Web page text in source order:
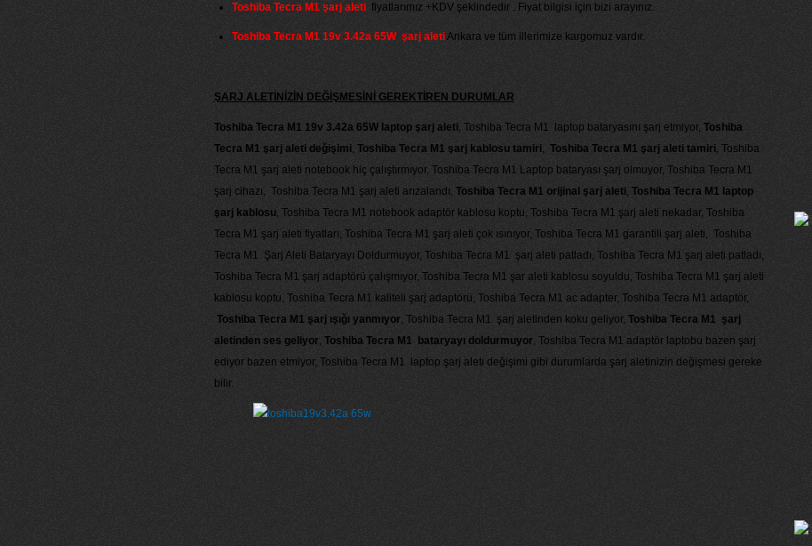
Toshiba Tecra M1 şarj aletifiyatlarımız +KDV şeklindedir . Fiyat bilgisi için bizi arayınız.
Toshiba Tecra M1 19v 3.42a 65W şarj aletiAnkara ve tüm illerimize kargomuz vardır.
ŞARJ ALETİNİZİN DEĞİŞMESİNİ GEREKTİREN DURUMLAR
Toshiba Tecra M1 19v 3.42a 65W laptop şarj aleti, Toshiba Tecra M1 laptop bataryasını şarj etmiyor, Toshiba
Tecra M1 şarj aleti değişimi, Toshiba Tecra M1 şarj kablosu tamiri, Toshiba Tecra M1 şarj aleti tamiri, Toshiba
Tecra M1 şarj aleti notebook hiç çalıştırmıyor, Toshiba Tecra M1 Laptop bataryası şarj olmuyor, Toshiba Tecra M1
şarj cihazı, Toshiba Tecra M1 şarj aleti arızalandı, Toshiba Tecra M1 orijinal şarj aleti, Toshiba Tecra M1 laptop
şarj kablosu, Toshiba Tecra M1 notebook adaptör kablosu koptu, Toshiba Tecra M1 şarj aleti nekadar, Toshiba
Tecra M1 şarj aleti fiyatları, Toshiba Tecra M1 şarj aleti çok ısınıyor, Toshiba Tecra M1 garantili şarj aleti, Toshiba
Tecra M1 Şarj Aleti Bataryayı Doldurmuyor, Toshiba Tecra M1 şarj aleti patladı, Toshiba Tecra M1 şarj aleti patladı,
Toshiba Tecra M1 şarj adaptörü çalışmıyor, Toshiba Tecra M1 şar aleti kablosu soyuldu, Toshiba Tecra M1 şarj aleti
kablosu koptu, Toshiba Tecra M1 kaliteli şarj adaptörü, Toshiba Tecra M1 ac adapter, Toshiba Tecra M1 adaptör,
Toshiba Tecra M1 şarj ışığı yanmıyor, Toshiba Tecra M1 şarj aletinden koku geliyor, Toshiba Tecra M1 şarj
aletinden ses geliyor, Toshiba Tecra M1 bataryayı doldurmuyor, Toshiba Tecra M1 adaptör laptobu bazen şarj
ediyor bazen etmiyor, Toshiba Tecra M1 laptop şarj aleti değişimi gibi durumlarda şarj aletinizin değişmesi gereke
bilir.